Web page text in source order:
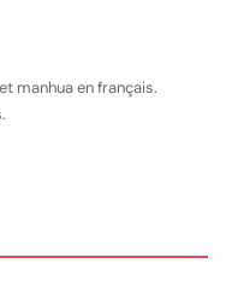
manhua en français.